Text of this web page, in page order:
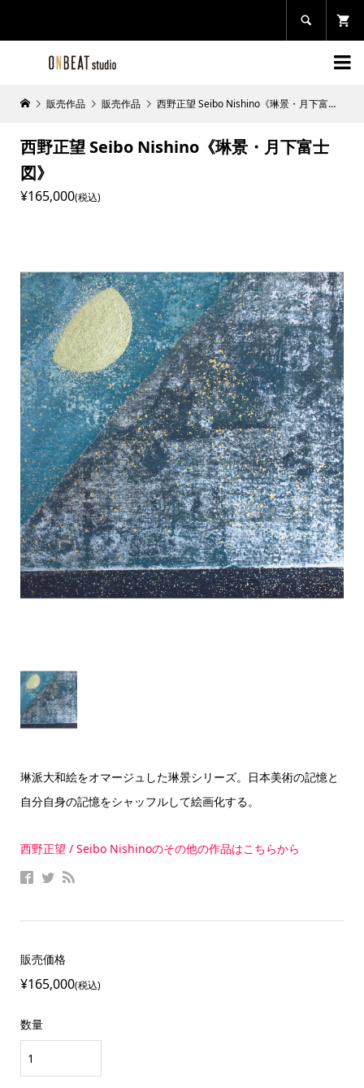


販売作品 販売作品 西野正望 Seibo Nishino《琳景・月下富士図》
西野正望 Seibo Nishino《琳景・月下富士
図》
¥165,000(税込)
琳派大和絵をオマージュした琳景シリーズ。日本美術の記憶と
自分自身の記憶をシャッフルして絵画化する。
西野正望 / Seibo Nishinoのその他の作品はこちらから
販売価格
¥165,000(税込)
数量